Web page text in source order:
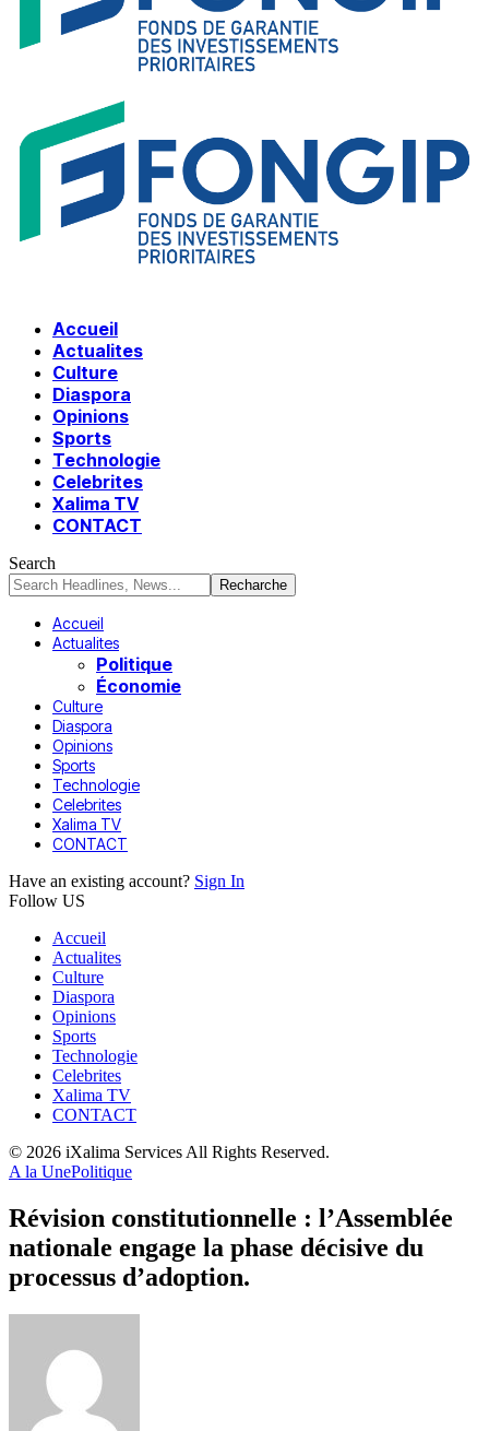
Accueil
Actualites
Culture
Diaspora
Opinions
Sports
Technologie
Celebrites
Xalima TV
CONTACT
Search
Accueil
Actualites
Politique
Économie
Culture
Diaspora
Opinions
Sports
Technologie
Celebrites
Xalima TV
CONTACT
Have an existing account? Sign In
Follow US
Accueil
Actualites
Culture
Diaspora
Opinions
Sports
Technologie
Celebrites
Xalima TV
CONTACT
© 2026 iXalima Services All Rights Reserved.
A la UnePolitique
Révision constitutionnelle : l’Assemblée
nationale engage la phase décisive du
processus d’adoption.